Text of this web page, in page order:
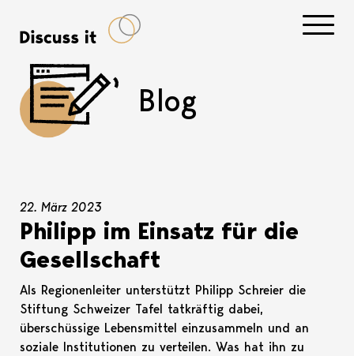
Blog
22. März 2023
Philipp im Einsatz für die
Gesellschaft
Als Regionenleiter unterstützt Philipp Schreier die
Stiftung Schweizer Tafel tatkräftig dabei,
überschüssige Lebensmittel einzusammeln und an
soziale Institutionen zu verteilen. Was hat ihn zu